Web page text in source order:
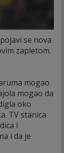
se nova
zapletom.
mogao
mogao da
oko
TV stanica
i
i da je